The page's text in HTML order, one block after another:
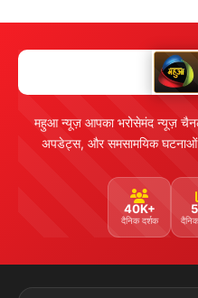
महुआ न्यूज़ आपका भरोसेमंद न्यूज़
अपडेट्स, और समसामयिक घटनाओं
40K+
दैनिक दर्शक